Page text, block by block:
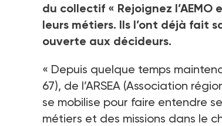
du collectif « Rejoignez
leurs métiers. Ils l’ont déjà fait
ouverte aux décideurs.
« Depuis quelque temps
67), de l’ARSEA (Association
se mobilise pour faire entendre
métiers et des missions dans le